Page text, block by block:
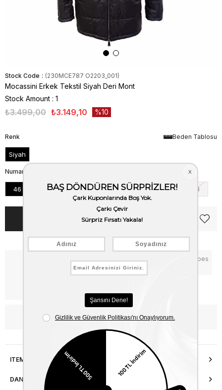
Stock Code (230MCE787 O2203_001)
Mocassini Erkek Tekstil Siyah Deri Mont
Stock Amount : 1
₺3.499,00 ₺3.149,10 10
Beden Tablosu
Renk
Siyah
Numara
46 48 50 52 54 56 58
Critical Stock
Notify me when the price goes
down
WhatsApp’tan Bilgi Al
ITEM FEATURES
DANIŞMA HATTI